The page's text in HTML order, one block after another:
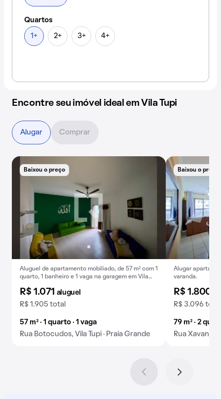
Quartos
1+ 2+ 3+ 4+
Encontre seu imóvel ideal em Vila Tupi
Baixou o preço
Aluguel de apartamento mobiliado, de 57 m² com 1
quarto, 1 banheiro e 1 vaga na garagem em Vila
R$ 1.071 aluguel
R$ 1.905 total
57 m² · 1 quarto · 1 vaga
Rua Botocudos, Vila Tupi · Praia Grande
Baixou o preço
Alugar
varanda.
R$ 1.800
R$ 3.096 total
79 m² · 2
Rua
Alugar Comprar